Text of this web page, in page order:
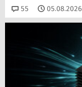
55 Kommentare
05.08.2026